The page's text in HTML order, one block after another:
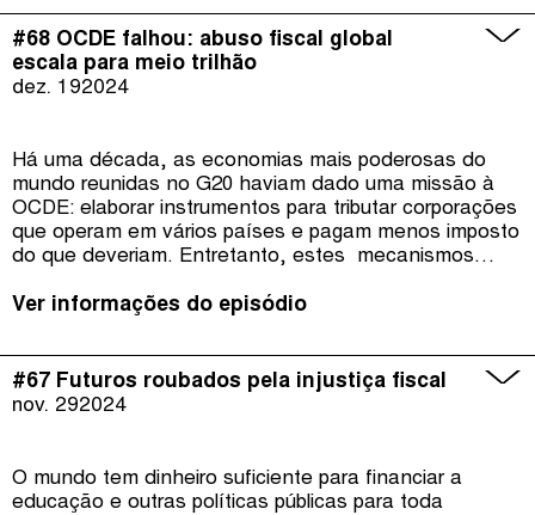
para que micro e pequenas empresas fiquem em dia
com o fisco através da educação fiscal. Estes são os
temas do episódio #69 do É da Sua Conta.
dez. 192024
#68 OCDE falhou: abuso fiscal global
escala para meio trilhão
Há uma década, as economias mais poderosas do
mundo reunidas no G20 haviam dado uma missão à
OCDE: elaborar instrumentos para tributar corporações
que operam em vários países e pagam menos imposto
do que deveriam. Entretanto, estes mecanismos
mundo deixa de arrecadar estimados 492 bilhões de
Estado Atual da Justiça Fiscal 2024, relatório da Tax
Justice Network. Este é o tema do episódio #68 do É
da Sua Conta.
Ver informações do episódio
nov. 292024
#67 Futuros roubados pela injustiça fiscal
O mundo tem dinheiro suficiente para financiar a
educação e outras políticas públicas para toda